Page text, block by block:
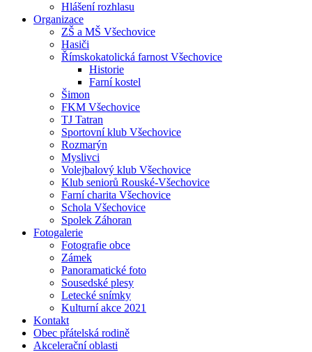
Hlášení rozhlasu
Organizace
ZŠ a MŠ Všechovice
Hasiči
Římskokatolická farnost Všechovice
Historie
Farní kostel
Šimon
FKM Všechovice
TJ Tatran
Sportovní klub Všechovice
Rozmarýn
Myslivci
Volejbalový klub Všechovice
Klub seniorů Rouské-Všechovice
Farní charita Všechovice
Schola Všechovice
Spolek Záhoran
Fotogalerie
Fotografie obce
Zámek
Panoramatické foto
Sousedské plesy
Letecké snímky
Kulturní akce 2021
Kontakt
Obec přátelská rodině
Akcelerační oblasti